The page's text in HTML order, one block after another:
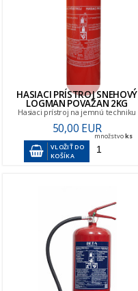
HASIACI PRÍSTROJ SNEHOVÝ
LOGMAN POVAŽAN 2KG
Hasiaci prístroj na jemnú techniku
50,00 EUR
VLOŽIŤ DO
KOŠÍKA
množstvoks